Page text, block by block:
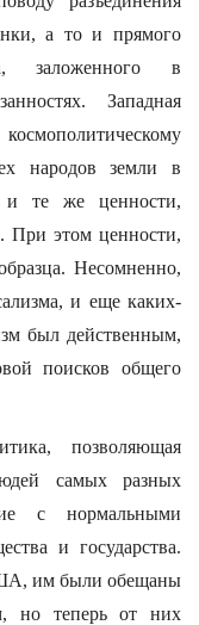
а то и прямого
заложенного в
Западная
народов земли в
и те же ценности,
При этом ценности,
Несомненно,
и еще каких-
был действенным,
поисков общего
позволяющая
самых разных
с нормальными
и государства.
им были обещаны
но теперь от них